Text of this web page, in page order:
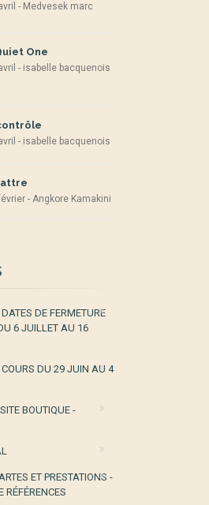
- Medvesek marc
One
- isabelle bacquenois
- isabelle bacquenois
- Angkore Kamakini
DE FERMETURE
6 JUILLET AU 16
DU 29 JUIN AU 4
BOUTIQUE -
ET PRESTATIONS -
RÉFÉRENCES